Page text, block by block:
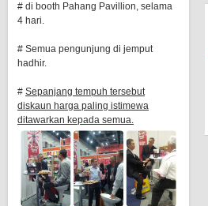
# di booth Pahang Pavillion, selama
4 hari.
# Semua pengunjung di jemput
hadhir.
# Sepanjang tempuh tersebut
diskaun harga paling istimewa
ditawarkan kepada semua.